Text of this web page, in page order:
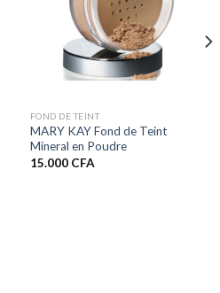
FOND DE TEINT
MARY KAY Fond de Teint
Mineral en Poudre
15.000 CFA